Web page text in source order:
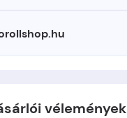
vélemények